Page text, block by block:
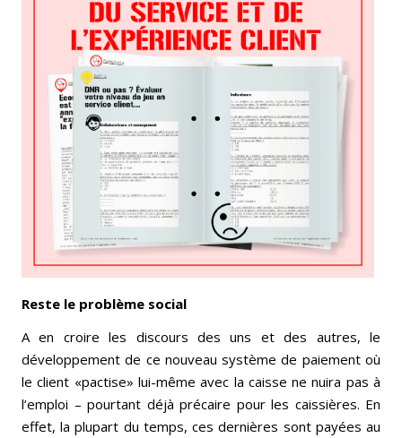
Reste le problème social
A en croire les discours des uns et des autres, le
développement de ce nouveau système de paiement où
le client «pactise» lui-même avec la caisse ne nuira pas à
l’emploi – pourtant déjà précaire pour les caissières. En
effet, la plupart du temps, ces dernières sont payées au